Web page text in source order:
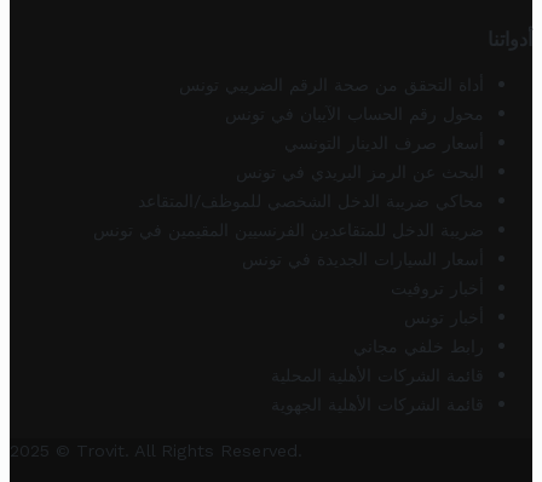
أدواتنا
أداة التحقق من صحة الرقم الضريبي تونس
محول رقم الحساب الآيبان في تونس
أسعار صرف الدينار التونسي
البحث عن الرمز البريدي في تونس
محاكي ضريبة الدخل الشخصي للموظف/المتقاعد
ضريبة الدخل للمتقاعدين الفرنسيين المقيمين في تونس
أسعار السيارات الجديدة في تونس
أخبار تروفيت
أخبار تونس
رابط خلفي مجاني
قائمة الشركات الأهلية المحلية
قائمة الشركات الأهلية الجهوية
2025 © Trovit. All Rights Reserved.